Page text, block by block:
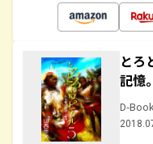
とろ
記憶
D-